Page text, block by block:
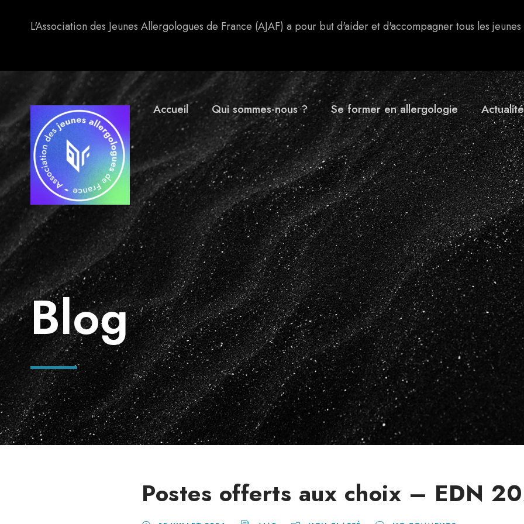
L'Association des Jeunes Allergologues de France (AJAF) a pour but d'aider et d'accompagner tous les
Accueil Qui sommes-nous ? Se former en allergologie
Blog
Postes offerts aux choix – EDN